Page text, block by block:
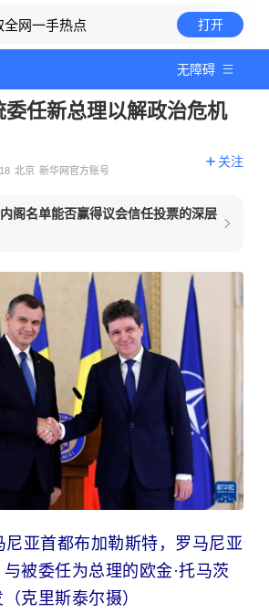
全网一手热点 打开
无障碍
委任新总理以解政治危机
北京 新华网官方账号
关注
阁名单能否赢得议会信任投票的深层
尼亚首都布加勒斯特，罗马尼亚
被委任为总理的欧金·托马茨
克里斯泰尔摄）